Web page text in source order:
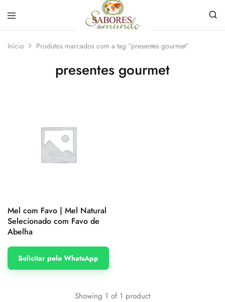
do
Mundo
loja
de
e
Especiarias
Início Produtos marcados com a tag “presentes gourmet”
presentes gourmet
Mel com Favo | Mel Natural
Selecionado com Favo de
Abelha
Solicitar pelo WhatsApp
Showing 1 of 1 product